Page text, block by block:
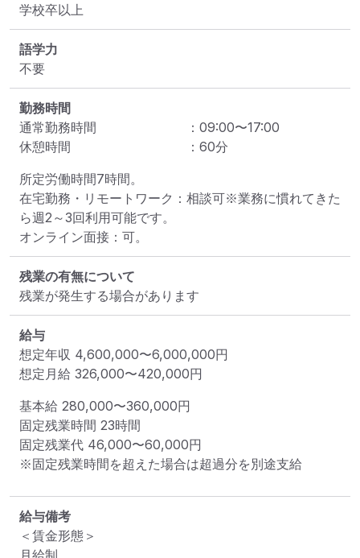
学校卒以上
語学力
不要
勤務時間
通常勤務時間
： 09:00〜17:00
休憩時間
： 60分
所定労働時間7時間。
在宅勤務・リモートワーク：相談可※業務に慣れてきた
ら週2～3回利用可能です。
オンライン面接：可。
残業の有無について
残業が発生する場合があります
給与
想定年収 4,600,000〜6,000,000円
想定月給 326,000〜420,000円
基本給 280,000〜360,000円
固定残業時間 23時間
固定残業代 46,000〜60,000円
※固定残業時間を超えた場合は超過分を別途支給
給与備考
＜賃金形態＞